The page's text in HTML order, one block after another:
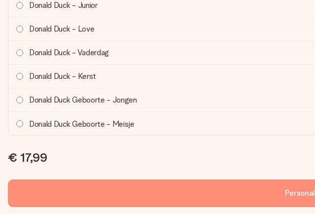
Donald Duck - Junior
Donald Duck - Love
Donald Duck - Vaderdag
Donald Duck - Kerst
Donald Duck Geboorte - Jongen
Donald Duck Geboorte - Meisje
€ 17,99